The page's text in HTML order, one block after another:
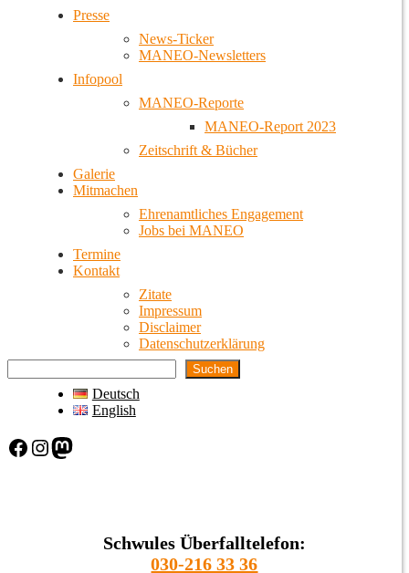
Presse
News-Ticker
MANEO-Newsletters
Infopool
MANEO-Reporte
MANEO-Report 2023
Zeitschrift & Bücher
Galerie
Mitmachen
Ehrenamtliches Engagement
Jobs bei MANEO
Termine
Kontakt
Zitate
Impressum
Disclaimer
Datenschutzerklärung
Suchen
Deutsch
English
Facebook Instagram Mastodon
Schwules Überfalltelefon:
030-216 33 36